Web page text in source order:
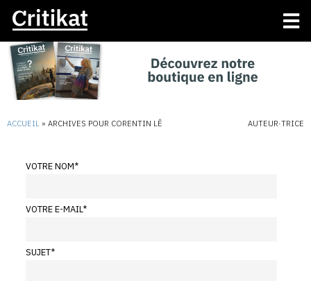
ACCUEIL » ARCHIVES POUR CORENTIN LÊ AUTEUR·TRICE
VOTRE NOM*
VOTRE E-MAIL*
SUJET*